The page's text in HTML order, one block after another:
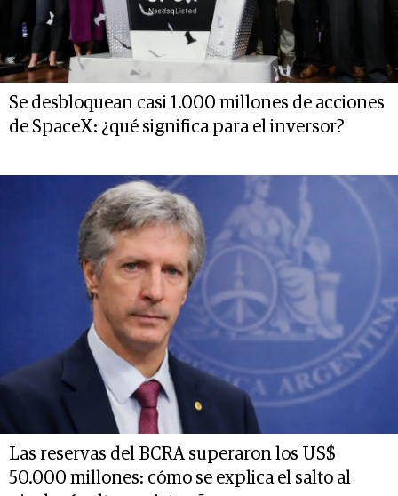
Se desbloquean casi 1.000 millones de acciones
de SpaceX: ¿qué significa para el inversor?
Las reservas del BCRA superaron los US$
50.000 millones: cómo se explica el salto al